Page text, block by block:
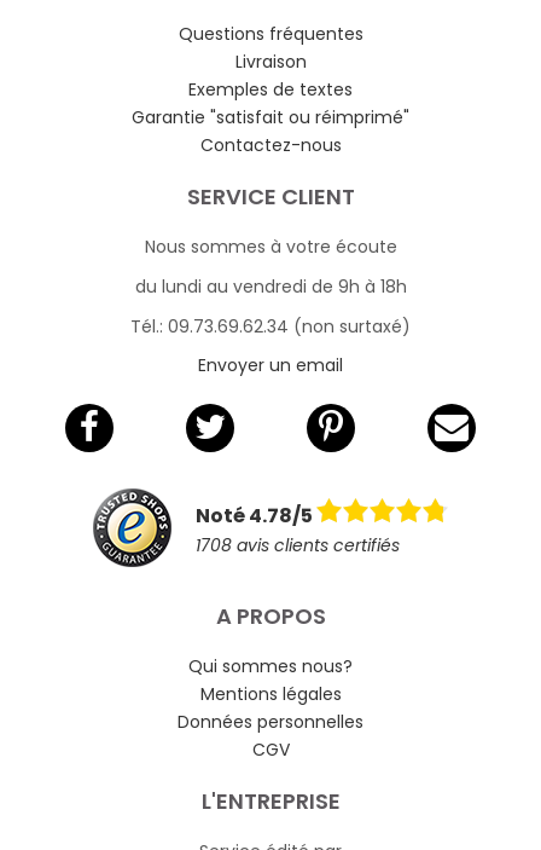
Questions fréquentes
Livraison
Exemples de textes
Garantie "satisfait ou réimprimé"
Contactez-nous
SERVICE CLIENT
Nous sommes à votre écoute
du lundi au vendredi de 9h à 18h
Tél.: 09.73.69.62.34 (non surtaxé)
Envoyer un email
Noté 4.78/5
1708 avis clients certifiés
A PROPOS
Qui sommes nous?
Mentions légales
Données personnelles
CGV
L'ENTREPRISE